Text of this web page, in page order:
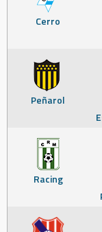
Cerro
Peñarol
Racing